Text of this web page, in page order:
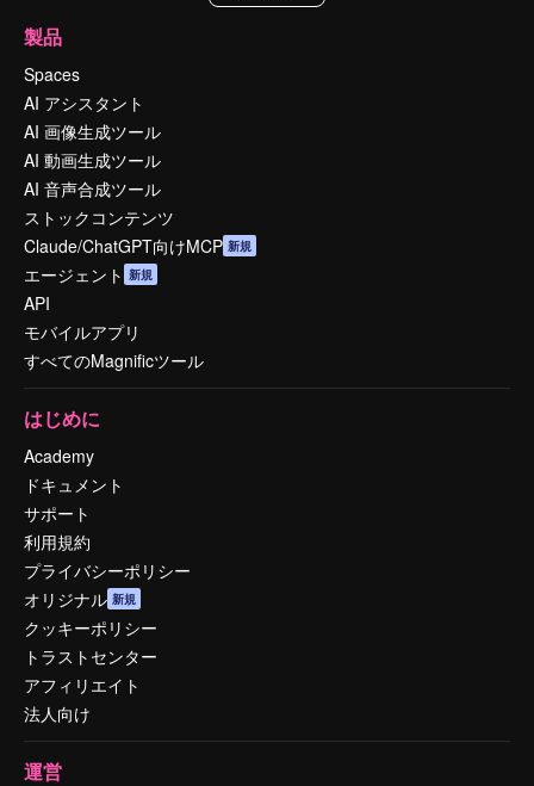
製品
Spaces
AI アシスタント
AI 画像生成ツール
AI 動画生成ツール
AI 音声合成ツール
ストックコンテンツ
Claude/ChatGPT向けMCP 新規
エージェント 新規
API
モバイルアプリ
すべてのMagnificツール
はじめに
Academy
ドキュメント
サポート
利用規約
プライバシーポリシー
オリジナル 新規
クッキーポリシー
トラストセンター
アフィリエイト
法人向け
運営